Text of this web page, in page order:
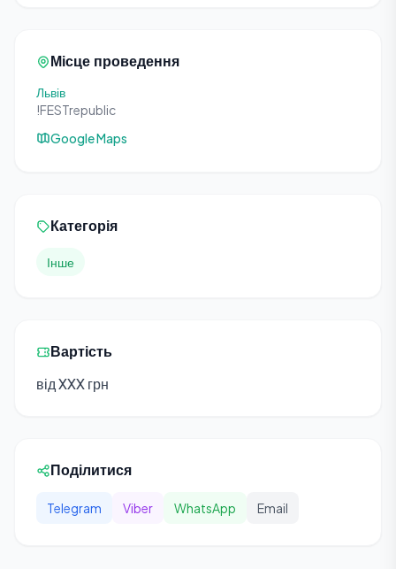
Місце проведення
Львів
!FESTrepublic
Google Maps
Категорія
Інше
Вартість
від XXX грн
Поділитися
Telegram Viber WhatsApp Email